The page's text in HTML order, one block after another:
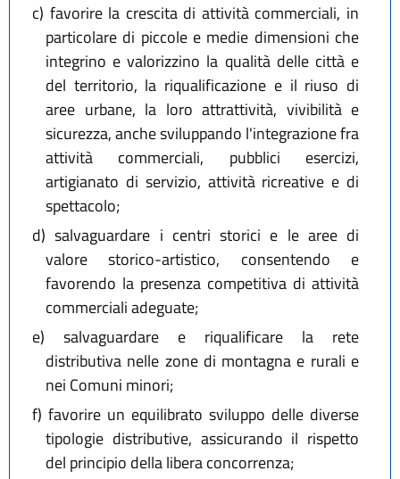
c) favorire la crescita di attività commerciali, in
particolare di piccole e medie dimensioni che
integrino e valorizzino la qualità delle città e
del territorio, la riqualificazione e il riuso di
aree urbane, la loro attrattività, vivibilità e
sicurezza, anche sviluppando l'integrazione fra
attività commerciali, pubblici esercizi,
artigianato di servizio, attività ricreative e di
spettacolo;
d) salvaguardare i centri storici e le aree di
valore storico-artistico, consentendo e
favorendo la presenza competitiva di attività
commerciali adeguate;
e) salvaguardare e riqualificare la rete
distributiva nelle zone di montagna e rurali e
nei Comuni minori;
f) favorire un equilibrato sviluppo delle diverse
tipologie distributive, assicurando il rispetto
del principio della libera concorrenza;